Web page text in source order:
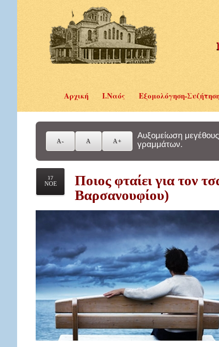
Αρχική Ι.Ναός Εξομολόγηση-
Αυξομείωση μεγέθους
γραμμάτων.
17
ΝΟΕ
Ποιος φταίει για τον
Βαρσανουφίου)